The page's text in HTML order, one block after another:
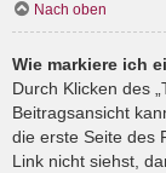
Nach oben
Wie markiere ich
Durch Klicken des
Beitragsansicht
die erste Seite des
Link nicht siehst,